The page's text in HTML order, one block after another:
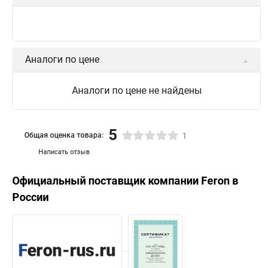
Аналоги по цене
Аналоги по цене не найдены
Написать отзыв
Общая оценка товара: 5 1
Официальный поставщик компании Feron в
России